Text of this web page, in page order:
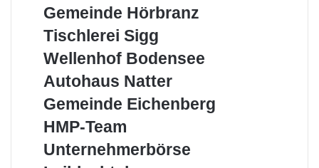
Region
KFZ
Meisterbetrieb
Gemeinde
Gemeinde Hörbranz
Tischlerei
Tischlerei Sigg
Wellenhof
Wellenhof Bodensee
Autohaus
Autohaus Natter
Gemeinde
Gemeinde Eichenberg
HMP-
HMP-Team
Unternehmerbörse
Unternehmerbörse